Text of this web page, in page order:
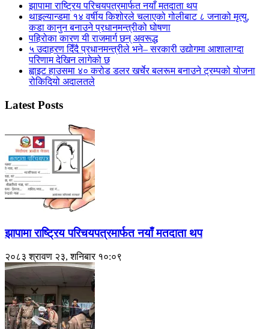
झापामा राष्ट्रिय परिचयपत्रमार्फत नयाँ मतदाता थप
थाइल्यान्डमा १४ वर्षीय किशोरले चलाएको गोलीबाट ८ जनाको मृत्यु,
कडा कानुन बनाउने प्रधानमन्त्रीको घोषणा
पहिरोका कारण यी राजमार्ग छन् अवरूद्ध
५ उदाहरण दिँदै प्रधानमन्त्रीले भने– सरकारी उद्योगमा आशालाग्दा
परिणाम देखिन लागेको छ
ह्वाइट हाउसमा ४० करोड डलर खर्चेर बलरूम बनाउने ट्रम्पको योजना
रोकिदियो अदालतले
Latest Posts
झापामा राष्ट्रिय परिचयपत्रमार्फत नयाँ मतदाता थप
२०८३ श्रावण २३, शनिबार १०:०९